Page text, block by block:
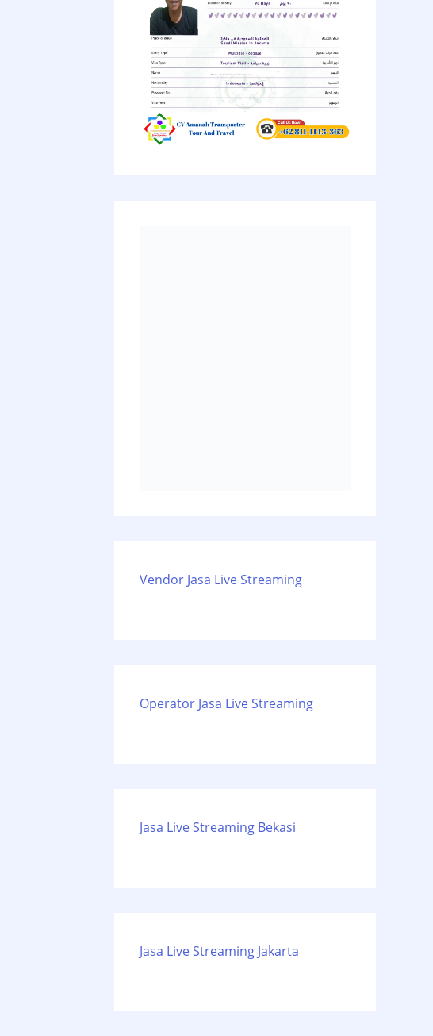
Vendor Jasa Live Streaming
Operator Jasa Live Streaming
Jasa Live Streaming Bekasi
Jasa Live Streaming Jakarta